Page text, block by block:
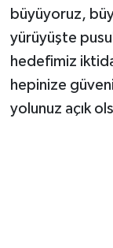
büyüyoruz,
yürüyüşte
hedefimiz
hepinize
yolunuz açık